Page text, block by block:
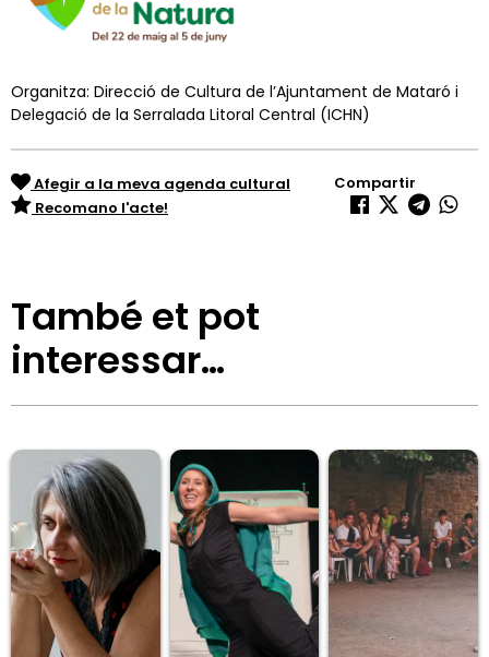
Organitza: Direcció de Cultura de l’Ajuntament de Mataró i
Delegació de la Serralada Litoral Central (ICHN)
Afegir a la meva agenda cultural
Recomano l'acte!
Compartir
També et pot
interessar…